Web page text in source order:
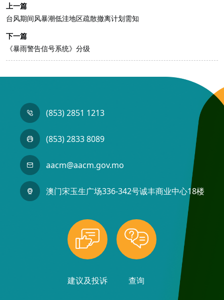
上一篇
台风期间风暴潮低洼地区疏散撤离计划需知
下一篇
《暴雨警告信号系统》分级
(853) 2851 1213
(853) 2833 8089
aacm@aacm.gov.mo
澳门宋玉生广场336-342号诚丰商业中心18楼
建议及投诉 查询